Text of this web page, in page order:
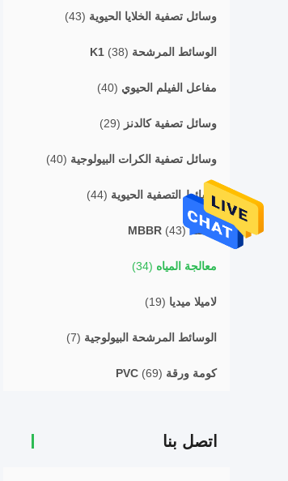
وسائل تصفية الخلايا الحيوية (43)
الوسائط المرشحة K1 (38)
مفاعل الفيلم الحيوي (40)
وسائل تصفية كالدنز (29)
وسائل تصفية الكرات البيولوجية (40)
وسائط التصفية الحيوية (44)
حاملة MBBR(43)
معالجة المياه (34)
لاميلا ميديا (19)
الوسائط المرشحة البيولوجية (7)
كومة ورقة PVC (69)
اتصل بنا